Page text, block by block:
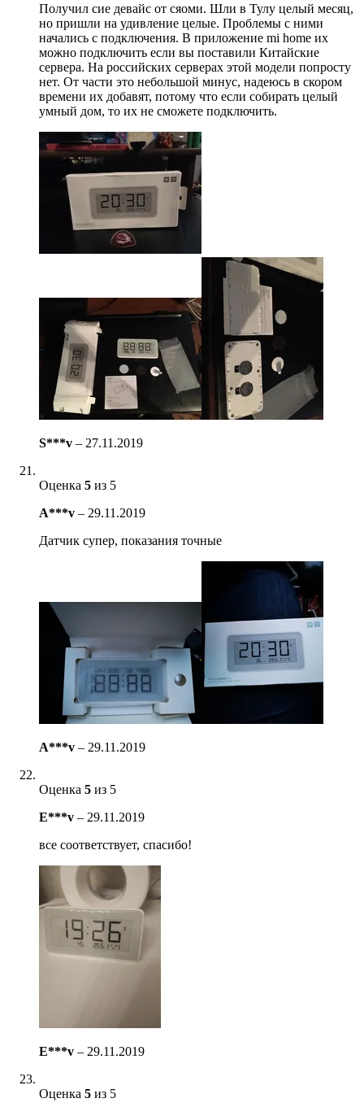
Получил сие девайс от сяоми. Шли в Тулу целый месяц,
но пришли на удивление целые. Проблемы с ними
начались с подключения. В приложение mi home их
можно подключить если вы поставили Китайские
сервера. На российских серверах этой модели попросту
нет. От части это небольшой минус, надеюсь в скором
времени их добавят, потому что если собирать целый
умный дом, то их не сможете подключить.
S***v – 27.11.2019
Оценка 5 из 5
A***v – 29.11.2019
Датчик супер, показания точные
A***v – 29.11.2019
Оценка 5 из 5
E***v – 29.11.2019
все соответствует, спасибо!
E***v – 29.11.2019
Оценка 5 из 5